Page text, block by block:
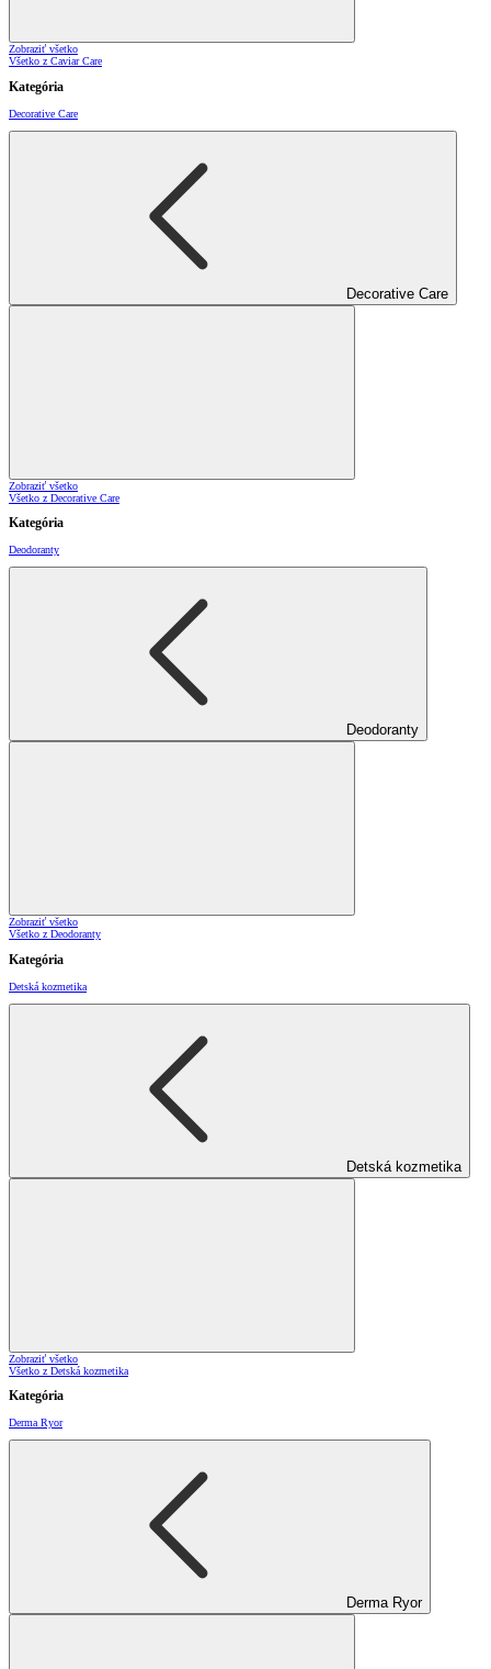
Zobraziť všetko
Všetko z Caviar Care
Kategória
Decorative Care
Decorative Care
Zobraziť všetko
Všetko z Decorative Care
Kategória
Deodoranty
Deodoranty
Zobraziť všetko
Všetko z Deodoranty
Kategória
Detská kozmetika
Detská kozmetika
Zobraziť všetko
Všetko z Detská kozmetika
Kategória
Derma Ryor
Derma Ryor